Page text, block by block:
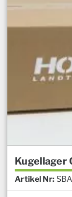
Kugellager
Artikel Nr: